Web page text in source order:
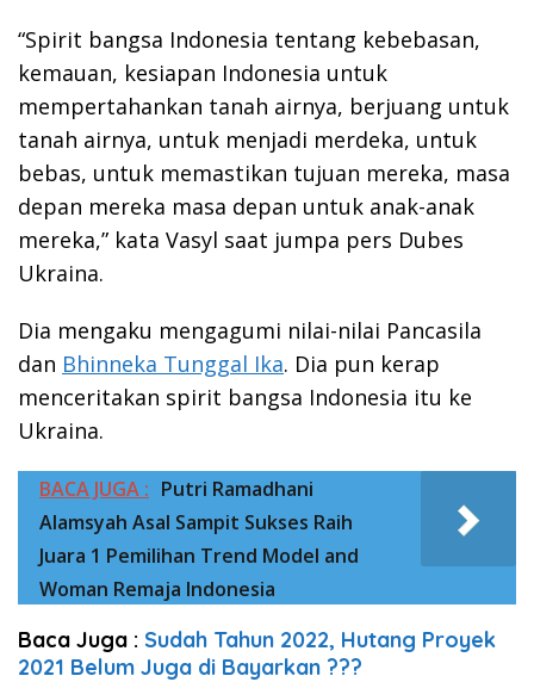
“Spirit bangsa Indonesia tentang kebebasan,
kemauan, kesiapan Indonesia untuk
mempertahankan tanah airnya, berjuang untuk
tanah airnya, untuk menjadi merdeka, untuk
bebas, untuk memastikan tujuan mereka, masa
depan mereka masa depan untuk anak-anak
mereka,” kata Vasyl saat jumpa pers Dubes
Ukraina.
Dia mengaku mengagumi nilai-nilai Pancasila
dan Bhinneka Tunggal Ika. Dia pun kerap
menceritakan spirit bangsa Indonesia itu ke
Ukraina.
BACA JUGA : Putri Ramadhani
Alamsyah Asal Sampit Sukses Raih
Juara 1 Pemilihan Trend Model and
Woman Remaja Indonesia
Baca Juga : Sudah Tahun 2022, Hutang Proyek
2021 Belum Juga di Bayarkan ???